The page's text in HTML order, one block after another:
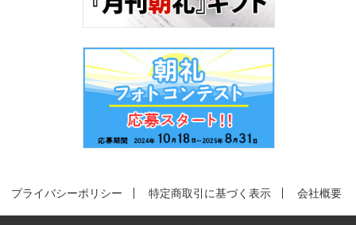
プライバシーポリシー 特定商取引に基づく表示 会社概要